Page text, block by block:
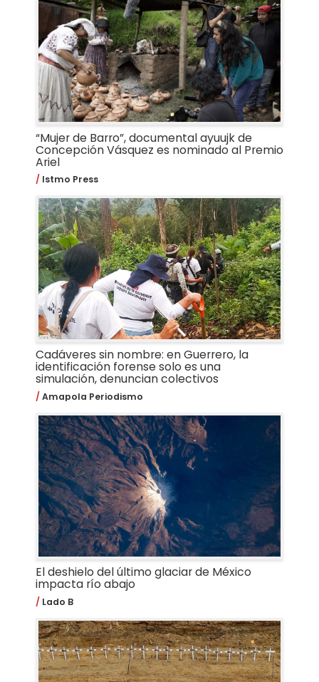
“Mujer de Barro”, documental ayuujk de
Concepción Vásquez es nominado al Premio
Ariel
Istmo Press
Cadáveres sin nombre: en Guerrero, la
identificación forense solo es una
simulación, denuncian colectivos
Amapola Periodismo
El deshielo del último glaciar de México
impacta río abajo
Lado B